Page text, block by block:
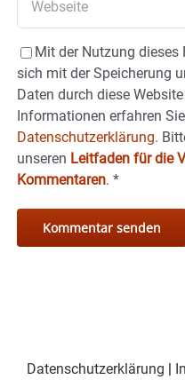
Mit der Nutzung dieses
sich mit der Speicherung
Daten durch diese
Informationen erfahren
Datenschutzerklärung.
unseren Leitfaden für die
Kommentaren. *
Datenschutzerklärung